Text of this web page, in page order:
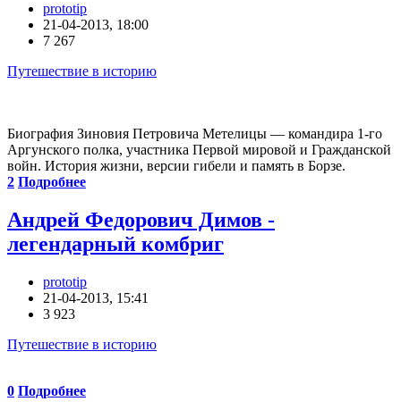
prototip
21-04-2013, 18:00
7 267
Путешествие в историю
Биография Зиновия Петровича Метелицы — командира 1-го
Аргунского полка, участника Первой мировой и Гражданской
войн. История жизни, версии гибели и память в Борзе.
2 Подробнее
Андрей Федорович Димов -
легендарный комбриг
prototip
21-04-2013, 15:41
3 923
Путешествие в историю
0 Подробнее